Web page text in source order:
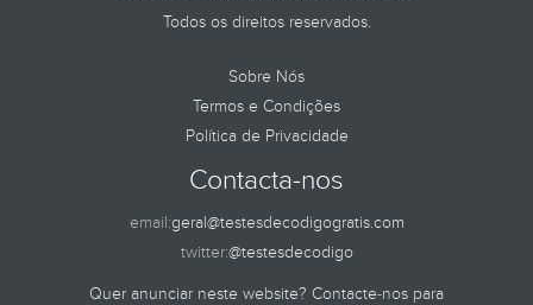
Todos os direitos reservados.
Sobre Nós
Termos e Condições
Política de Privacidade
Contacta-nos
email:geral@testesdecodigogratis.com
twitter:@testesdecodigo
Quer anunciar neste website? Contacte-nos para